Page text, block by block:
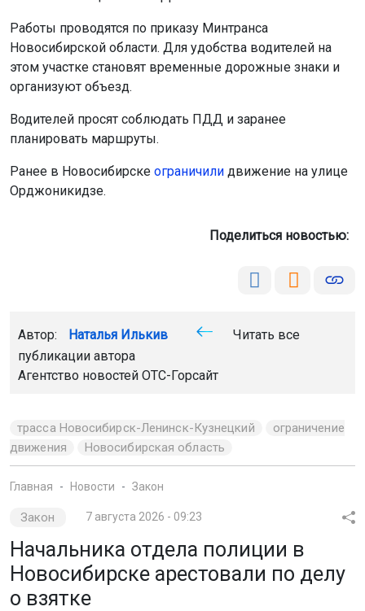
Работы проводятся по приказу Минтранса
Новосибирской области. Для удобства водителей на
этом участке становят временные дорожные знаки и
организуют объезд.
Водителей просят соблюдать ПДД и заранее
планировать маршруты.
Ранее в Новосибирске ограничили движение на улице
Орджоникидзе.
Поделиться новостью:
Автор: Наталья Илькив
Читать все
публикации автора
Агентство новостей ОТС-Горсайт
трасса Новосибирск-Ленинск-Кузнецкий
ограничение
движения
Новосибирская область
Главная Новости Закон
Закон 7 августа 2026 - 09:23
Начальника отдела полиции в
Новосибирске арестовали по делу
о взятке